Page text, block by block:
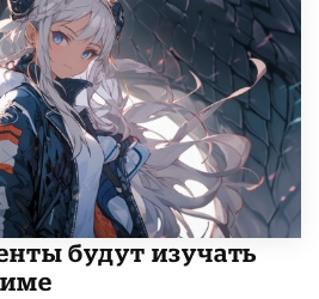
будут изучать